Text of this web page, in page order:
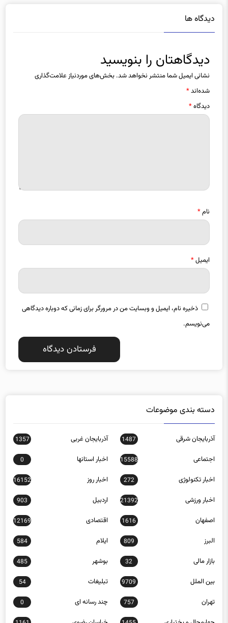
نشانی ایمیل شما منتشر نخواهد شد.بخش‌های موردنیاز علامت‌گذاری
شده‌اند*
دیدگاه*
ایمیل*
ذخیره نام، ایمیل و وبسایت من در مرورگر برای زمانی که دوباره دیدگاهی
می‌نویسم.
آذربایجان شرقی
اجتماعی 15588 اخبار استانها 0
اخبار تکنولوژی 272 اخبار روز 16152
اخبار ورزشی 21392 اردبیل 903
اصفهان 1616 اقتصادی 12169
البرز 809 ایلام 584
بازار مالی 32 بوشهر 485
بین الملل 9709 تبلیغات 54
تهران 757 چند رسانه ای 0
چهارمحال و بختیاری 1455 خراسان رضوی 1161